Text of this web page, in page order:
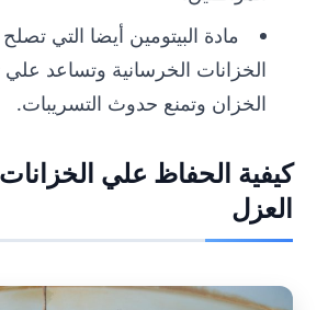
مادة البيتومين أيضا التي
الخزانات الخرسانية وتساعد علي
الخزان وتمنع حدوث التسريبات.
كيفية الحفاظ علي
العزل